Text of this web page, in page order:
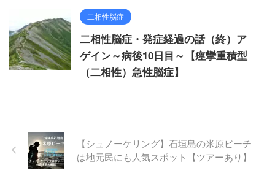
二相性脳症
二相性脳症・発症経過の話（終）ア
ゲイン～病後10日目～【痙攣重積型
（二相性）急性脳症】
【シュノーケリング】石垣島の米原ビーチ
は地元民にも人気スポット【ツアーあり】